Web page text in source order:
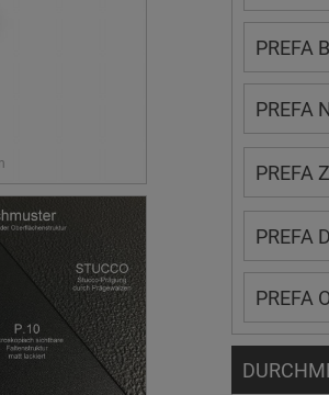
PREFA
PREFA
PREFA
PREFA
PREFA